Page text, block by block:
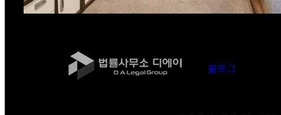
블로그